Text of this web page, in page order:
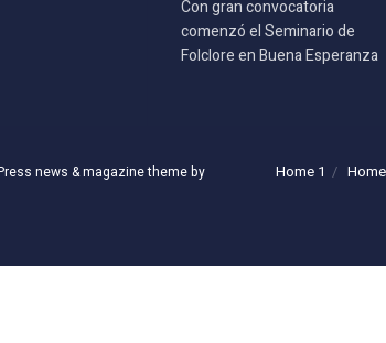
Con gran convocatoria
comenzó el Seminario de
Folclore en Buena Esperanza
Home 1
news & magazine theme by